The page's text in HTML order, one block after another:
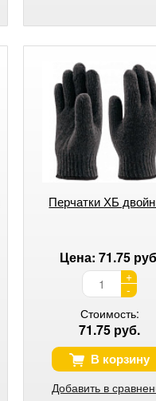
Перчатки ХБ
Цена: 71.75
+
-
Стоимость:
71.75 руб.
В корзину
Добавить в